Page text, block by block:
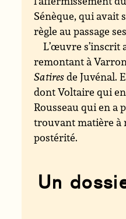
Sénèque, qui avait
règle au passage
L’œuvre
remontant à
Satiresde Juvénal.
dont Voltaire qui en
Rousseau qui en a
trouvant matière à
postérité.
Un